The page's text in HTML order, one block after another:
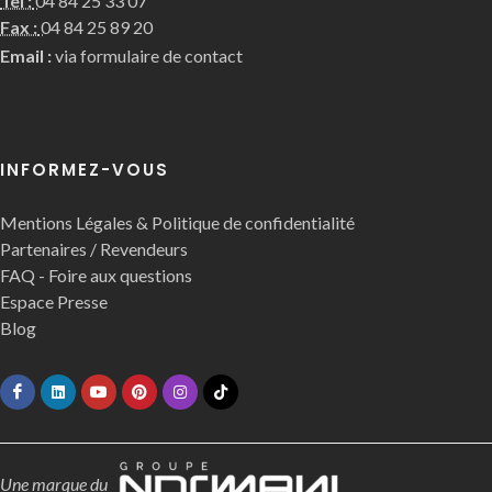
Fax :04 84 25 89 20
Email :via formulaire de contact
INFORMEZ-VOUS
Mentions Légales & Politique de confidentialité
Partenaires / Revendeurs
FAQ - Foire aux questions
Espace Presse
Blog
Une marque du